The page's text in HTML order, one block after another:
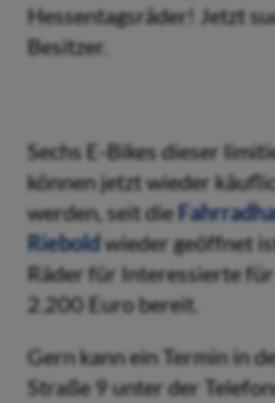
Hessentagsräder! Jetzt
Besitzer.
Sechs E-Bikes dieser
können jetzt wieder
werden, seit die
Rieboldwieder geöffnet
Räder für Interessierte
2.200 Euro bereit.
Gern kann ein Termin in
Straße 9 unter der